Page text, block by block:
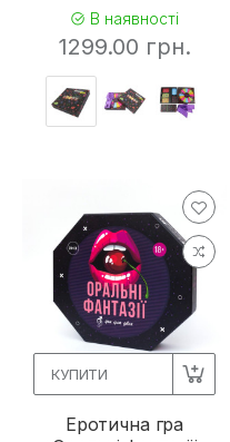
В наявності
1299.00 грн.
КУПИТИ
Еротична гра